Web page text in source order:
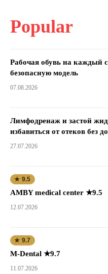
Popular
Рабочая обувь на каждый
безопасную модель
07.08.2026
Лимфодренаж и застой
избавиться от отеков без
27.07.2026
★ 9.5
AMBY medical center ★9.5
12.07.2026
★ 9.7
M-Dental ★9.7
11.07.2026